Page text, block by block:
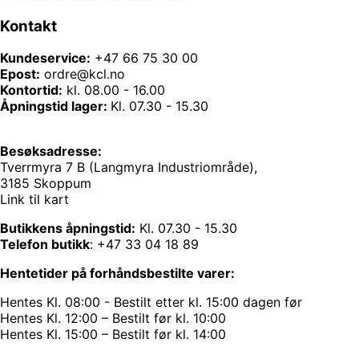
Kontakt
Kundeservice: +47 66 75 30 00
Epost: ordre@kcl.no
Kontortid: kl. 08.00 - 16.00
Åpningstid lager: Kl. 07.30 - 15.30
Besøksadresse:
Tverrmyra 7 B (Langmyra Industriområde),
3185 Skoppum
Link til kart
Butikkens åpningstid: Kl. 07.30 - 15.30
Telefon butikk: +47 33 04 18 89
Hentetider på forhåndsbestilte varer:
Hentes Kl. 08:00 - Bestilt etter kl. 15:00 dagen før
Hentes Kl. 12:00 – Bestilt før kl. 10:00
Hentes Kl. 15:00 – Bestilt før kl. 14:00